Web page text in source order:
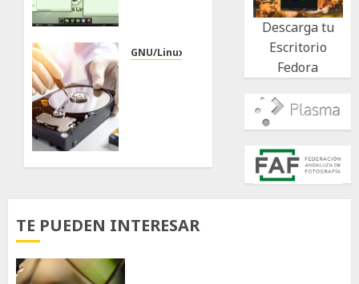
22/04/2026
GNU/Linux
0
Descarga tu
Escritorio
Fedora
TE PUEDEN INTERESAR